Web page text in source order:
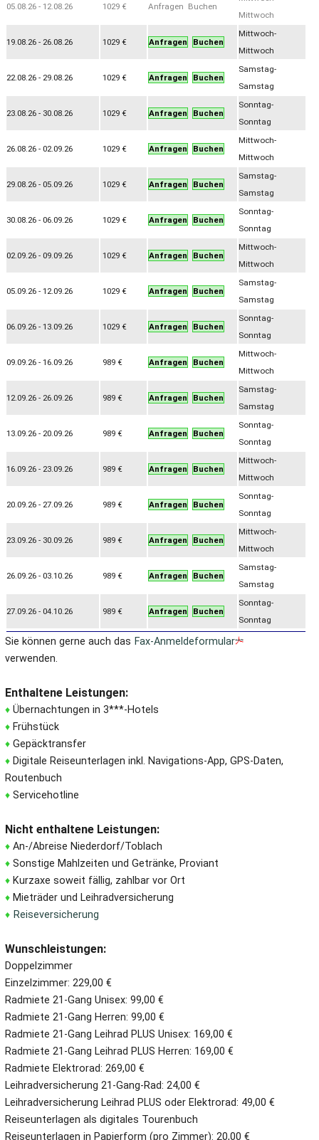
05.08.26 - 12.08.26 1029 € Anfragen Buchen
Mittwoch
19.08.26 - 26.08.26 1029 € Anfragen Buchen
Mittwoch-
Mittwoch
22.08.26 - 29.08.26 1029 € Anfragen Buchen
Samstag-
Samstag
23.08.26 - 30.08.26 1029 € Anfragen Buchen
Sonntag-
Sonntag
26.08.26 - 02.09.26 1029 € Anfragen Buchen
Mittwoch-
Mittwoch
29.08.26 - 05.09.26 1029 € Anfragen Buchen
Samstag-
Samstag
30.08.26 - 06.09.26 1029 € Anfragen Buchen
Sonntag-
Sonntag
02.09.26 - 09.09.26 1029 € Anfragen Buchen
Mittwoch-
Mittwoch
05.09.26 - 12.09.26 1029 € Anfragen Buchen
Samstag-
Samstag
06.09.26 - 13.09.26 1029 € Anfragen Buchen
Sonntag-
Sonntag
09.09.26 - 16.09.26 989 € Anfragen Buchen
Mittwoch-
Mittwoch
12.09.26 - 26.09.26 989 € Anfragen Buchen
Samstag-
Samstag
13.09.26 - 20.09.26 989 € Anfragen Buchen
Sonntag-
Sonntag
16.09.26 - 23.09.26 989 € Anfragen Buchen
Mittwoch-
Mittwoch
20.09.26 - 27.09.26 989 € Anfragen Buchen
Sonntag-
Sonntag
23.09.26 - 30.09.26 989 € Anfragen Buchen
Mittwoch-
Mittwoch
26.09.26 - 03.10.26 989 € Anfragen Buchen
Samstag-
Samstag
27.09.26 - 04.10.26 989 € Anfragen Buchen
Sonntag-
Sonntag
Sie können gerne auch das Fax-Anmeldeformular
verwenden.
Enthaltene Leistungen:
♦Übernachtungen in 3***-Hotels
♦Frühstück
♦Gepäcktransfer
♦Digitale Reiseunterlagen inkl. Navigations-App, GPS-Daten,
Routenbuch
♦Servicehotline
Nicht enthaltene Leistungen:
♦An-/Abreise Niederdorf/Toblach
♦Sonstige Mahlzeiten und Getränke, Proviant
♦Kurzaxe soweit fällig, zahlbar vor Ort
♦Mieträder und Leihradversicherung
♦ Reiseversicherung
Wunschleistungen:
Doppelzimmer
Einzelzimmer: 229,00 €
Radmiete 21-Gang Unisex: 99,00 €
Radmiete 21-Gang Herren: 99,00 €
Radmiete 21-Gang Leihrad PLUS Unisex: 169,00 €
Radmiete 21-Gang Leihrad PLUS Herren: 169,00 €
Radmiete Elektrorad: 269,00 €
Leihradversicherung 21-Gang-Rad: 24,00 €
Leihradversicherung Leihrad PLUS oder Elektrorad: 49,00 €
Reiseunterlagen als digitales Tourenbuch
Reiseunterlagen in Papierform (pro Zimmer): 20,00 €